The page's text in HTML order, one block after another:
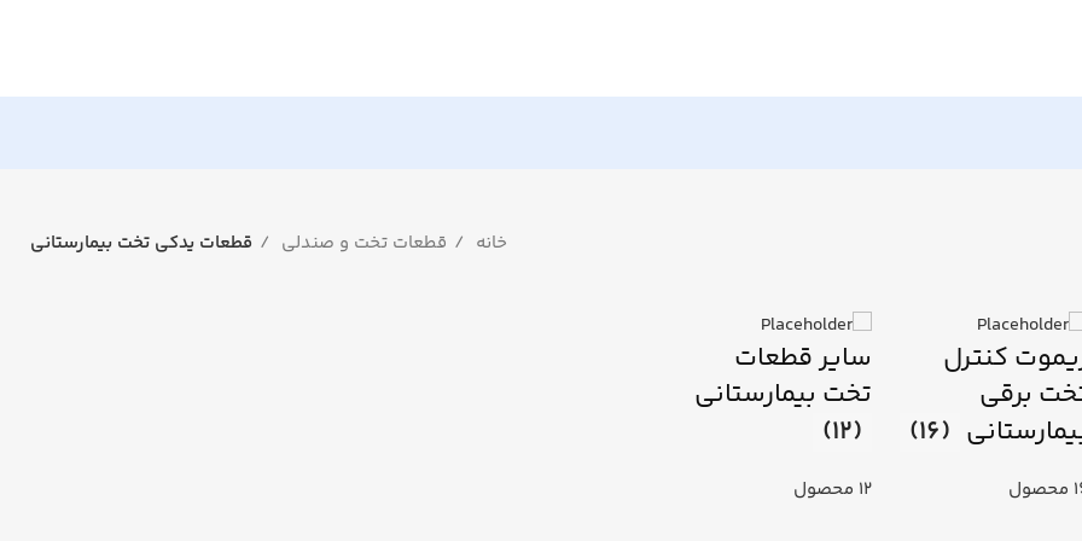
خانه قطعات تخت و صندلی قطعات یدکی تخت بیمارستانی
کنترل
برقی
(16)
سایر قطعات
تخت بیمارستانی
(12)
12 محصول